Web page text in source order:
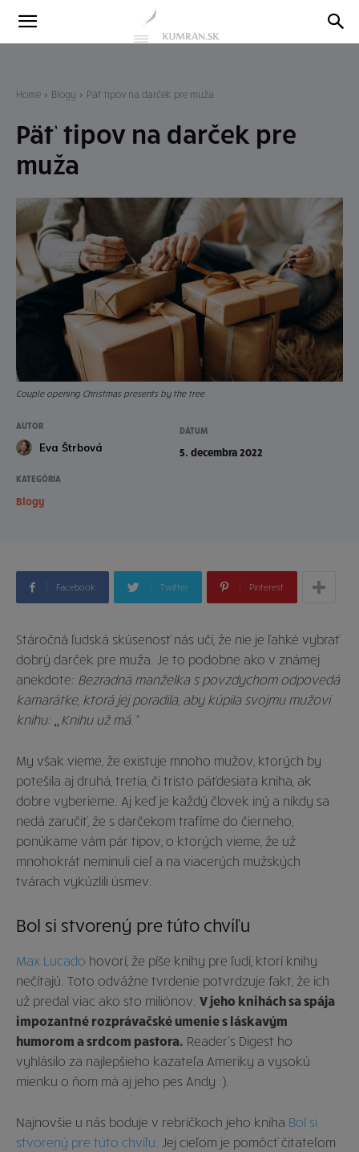
Kumran
Home Blogy Päť tipov na darček pre muža
Päť tipov na darček pre
muža
Couple opening Christmas presents by the tree
AUTOR
Eva Štrbová
DÁTUM
5. decembra 2022
KATEGÓRIA
Blogy
Facebook Twitter Pinterest
Stáročná ľudská skúsenosť nás učí, že nie je ľahké vybrať
dobrý darček pre muža. Je to podobne ako v známej
anekdote: Bezradná manželka s povzdychom odpovedá
kamarátke, ktorá jej poradila, aby kúpila svojmu mužovi
knihu: „Knihu už má.“
My však vieme, že existuje mnoho mužov, ktorých by
potešila aj druhá, tretia, či tristo päťdesiata kniha, ak
dobre vyberieme. Aj keď je každý človek iný a nikdy sa
nedá zaručiť, že s darčekom trafíme do čierneho,
ponúkame vám pár tipov, o ktorých vieme, že už
mnohokrát neminuli cieľ a na viacerých mužských
tvárach vykúzlili úsmev.
Bol si stvorený pre túto chvíľu
Max Lucado hovorí, že píše knihy pre ľudí, ktorí knihy
nečítajú. Toto odvážne tvrdenie potvrdzuje fakt, že ich
už predal viac ako sto miliónov. V jeho knihách sa spája
impozantné rozprávačské umenie s láskavým
humorom a srdcom pastora. Reader’s Digest ho
vyhlásilo za najlepšieho kazateľa Ameriky a vysokú
mienku o ňom má aj jeho pes Andy :).
Najnovšie u nás boduje v rebríčkoch jeho kniha Bol si
stvorený pre túto chvíľu . Jej cieľom je pomôcť čitateľom